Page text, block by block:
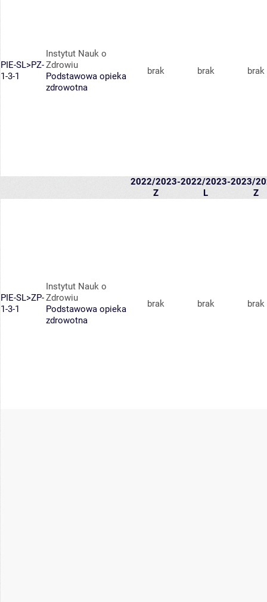
PIE-SL>PZ-
1-3-1
Instytut Nauk o
Zdrowiu
Podstawowa opieka
zdrowotna
brak brak brak
2022/2023-
Z
2022/2023-
L
2023/
Z
PIE-SL>ZP-
1-3-1
Instytut Nauk o
Zdrowiu
Podstawowa opieka
zdrowotna
brak brak brak